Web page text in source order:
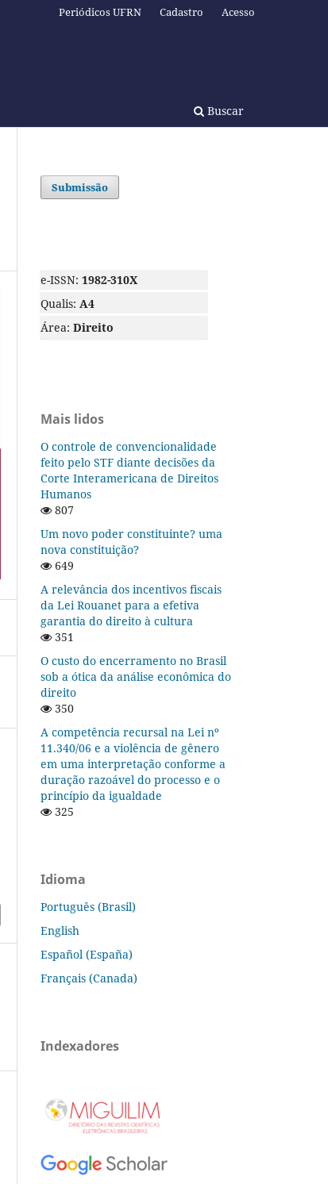
Buscar
Periódicos UFRN Cadastro Acesso
Submissão
e-ISSN: 1982-310X
Qualis: A4
Área: Direito
Mais lidos
O controle de convencionalidade
feito pelo STF diante decisões da
Corte Interamericana de Direitos
Humanos
807
Um novo poder constituinte? uma
nova constituição?
649
A relevância dos incentivos fiscais
da Lei Rouanet para a efetiva
garantia do direito à cultura
351
O custo do encerramento no Brasil
sob a ótica da análise econômica do
direito
350
A competência recursal na Lei nº
11.340/06 e a violência de gênero
em uma interpretação conforme a
duração razoável do processo e o
princípio da igualdade
325
Idioma
Português (Brasil)
English
Español (España)
Français (Canada)
Indexadores